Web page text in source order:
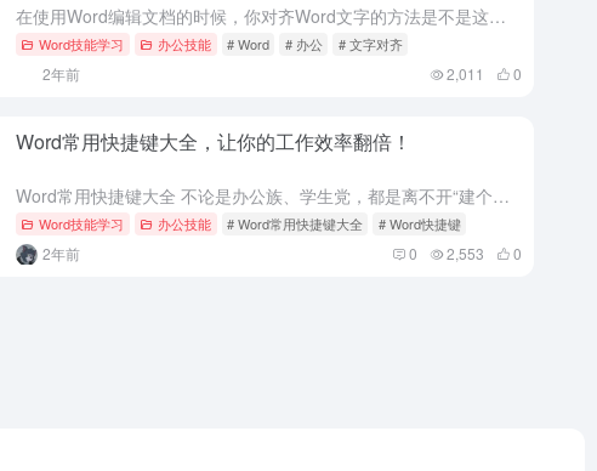
在使用Word编辑文档的时候，你对齐Word文字的方法是不是这样的，噼里啪啦猛敲空格键，结果还是对不齐，排版仍旧乱糟糟。 那么，到底如何才能快速对齐Word文字呢？今天就教大家7个好方法，不用...
Word技能学习 办公技能 # Word # 办公 # 文字对齐
2年前 2,011 0
Word常用快捷键大全，让你的工作效率翻倍！
Word常用快捷键大全 不论是办公族、学生党，都是离不开“建个Word”。虽说Word人人都会用，但是如何快捷使用也是一门学问~ 于是小编四处查阅抄写来了Word常用快捷键大全，大家请收好~ 其他的快...
Word技能学习 办公技能 # Word常用快捷键大全 # Word快捷键
2年前 0 2,553 0